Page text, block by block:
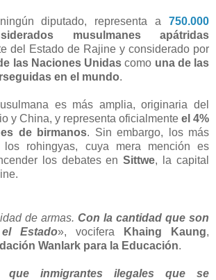
diputado, representa a 750.000
musulmanes apátridas
del Estado de Rajine y considerado por
las Naciones Unidas como una de las
en el mundo.
es más amplia, originaria del
y China, y representa oficialmente el 4%
de birmanos. Sin embargo, los más
los rohingyas, cuya mera mención es
los debates enSittwe, la capital
de armas. Con la cantidad que son
Estado», vocifera Khaing Kaung,
Wanlark para la Educación.
inmigrantes ilegales que se